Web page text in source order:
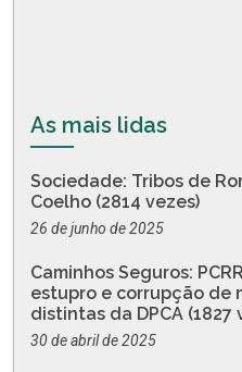
As mais lidas
Sociedade: Tribos de
Coelho (2814 vezes)
26 de junho de 2025
Caminhos Seguros:
estupro e corrupção de
distintas da DPCA (1827
30 de abril de 2025